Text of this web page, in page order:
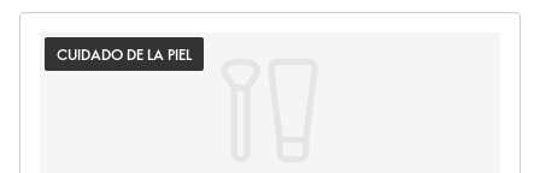
CUIDADO DE LA PIEL